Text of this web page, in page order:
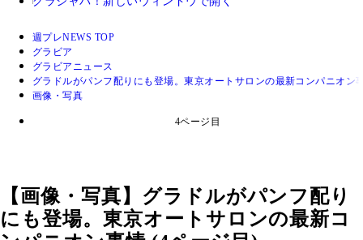
週プレNEWS TOP
グラビア
グラビアニュース
グラドルがパンフ配りにも登場。東京オートサロンの最新コンパニオン
画像・写真
4ページ目
【画像・写真】グラドルがパンフ配り
にも登場。東京オートサロンの最新コ